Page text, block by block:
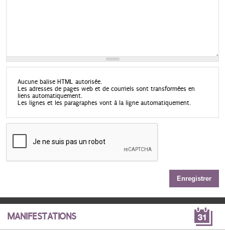
Aucune balise HTML autorisée.
Les adresses de pages web et de courriels sont transformées en
liens automatiquement.
Les lignes et les paragraphes vont à la ligne automatiquement.
MANIFESTATIONS